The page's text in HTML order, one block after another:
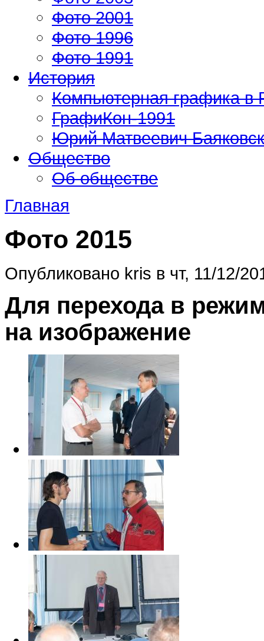
Фото 2001
Фото 1996
Фото 1991
История
Компьютерная графика в
ГрафиКон-1991
Юрий Матвеевич
Общество
Об обществе
Главная
Фото 2015
Опубликовано kris в чт, 11/12/
Для перехода в
на изображение